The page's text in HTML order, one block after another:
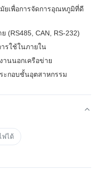
ยเพื่อการจัดการอุณหภูมิที่ดี
(RS485, CAN, RS-232)
รใช้ในภายใน
านนอกเครือข่าย
ะกอบชั้นอุตสาหกรรม
ฟได้